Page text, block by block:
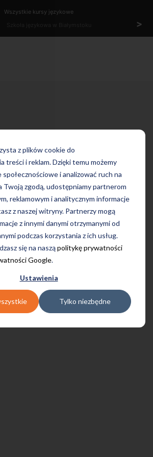
z plików cookie do
treści i reklam. Dzięki temu możemy
i analizować ruch na
Twoją zgodą, udostępniamy partnerom
reklamowym i analitycznym informacje
z naszej witryny. Partnerzy mogą
z innymi danymi otrzymanymi od
podczas korzystania z ich usług.
się na nasząpolitykę prywatności
Google.
Ustawienia
Tylko niezbędne
Wszystkie kursy językowe
>